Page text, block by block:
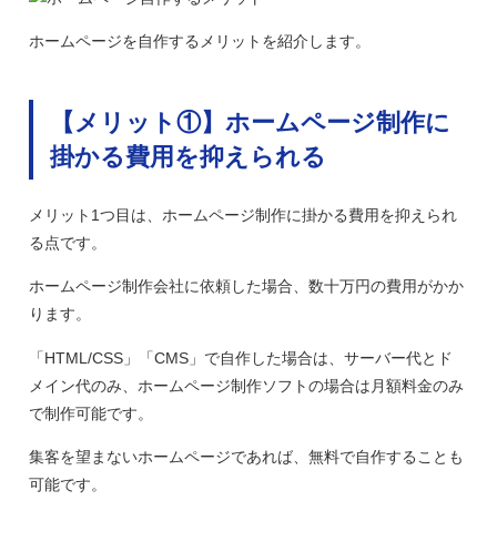
ホームページを自作するメリットを紹介します。
【メリット①】ホームページ制作に
掛かる費用を抑えられる
メリット1つ目は、ホームページ制作に掛かる費用を抑えられ
る点です。
ホームページ制作会社に依頼した場合、数十万円の費用がかか
ります。
「HTML/CSS」「CMS」で自作した場合は、サーバー代とド
メイン代のみ、ホームページ制作ソフトの場合は月額料金のみ
で制作可能です。
集客を望まないホームページであれば、無料で自作することも
可能です。